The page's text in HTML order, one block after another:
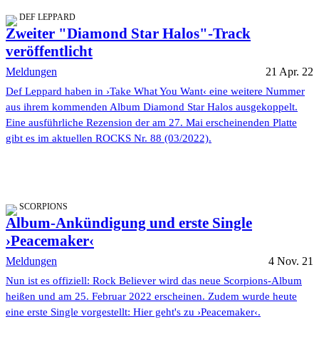
DEF LEPPARD
Zweiter "Diamond Star Halos"-Track
veröffentlicht
Meldungen 21 Apr. 22
Def Leppard haben in ›Take What You Want‹ eine weitere Nummer
aus ihrem kommenden Album Diamond Star Halos ausgekoppelt.
Eine ausführliche Rezension der am 27. Mai erscheinenden Platte
gibt es im aktuellen ROCKS Nr. 88 (03/2022).
SCORPIONS
Album-Ankündigung und erste Single
›Peacemaker‹
Meldungen 4 Nov. 21
Nun ist es offiziell: Rock Believer wird das neue Scorpions-Album
heißen und am 25. Februar 2022 erscheinen. Zudem wurde heute
eine erste Single vorgestellt: Hier geht's zu ›Peacemaker‹.